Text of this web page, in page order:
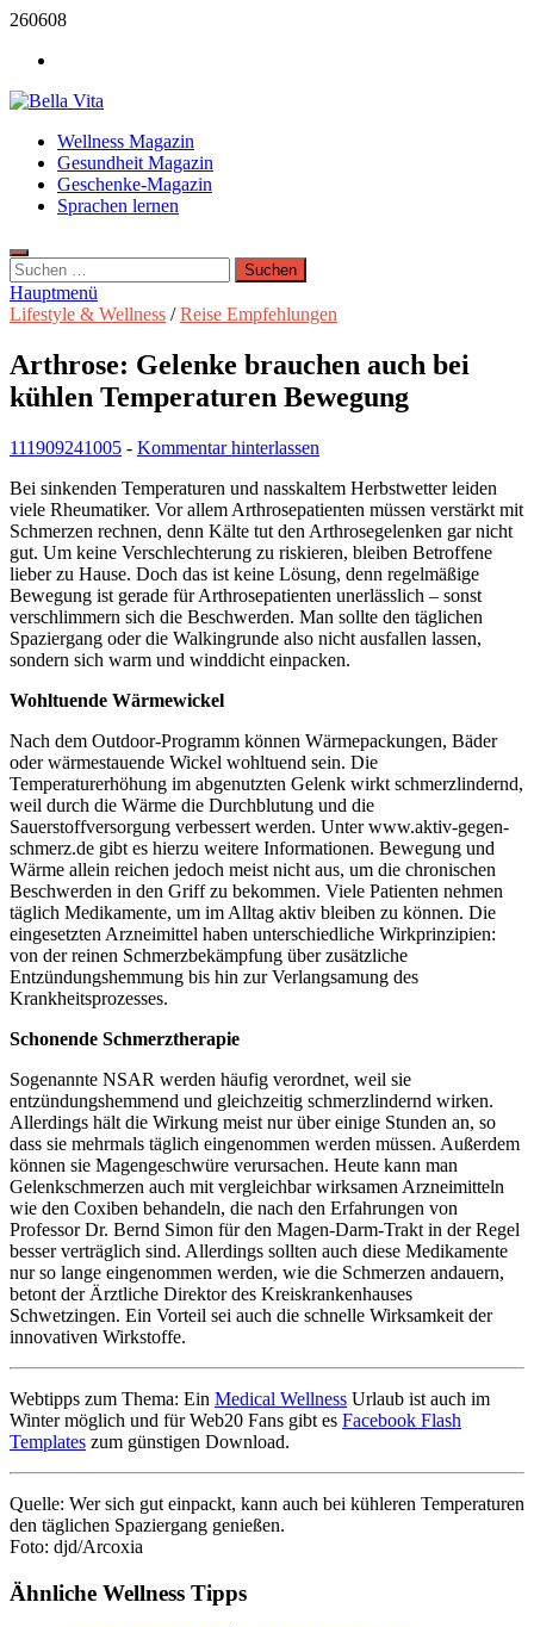
Zum
springen
260608
Bella Vita Wellness Fitness Tipps
Wellness Sport und Erholung mit Bella Vita Fitness Tipps
Wellness Magazin
Gesundheit Magazin
Geschenke-Magazin
Sprachen lernen
Suchen
nach:
Hauptmenü
Lifestyle & Wellness /Reise Empfehlungen
Arthrose: Gelenke brauchen auch bei
kühlen Temperaturen Bewegung
111909241005 - Kommentar hinterlassen
Bei sinkenden Temperaturen und nasskaltem Herbstwetter leiden
viele Rheumatiker. Vor allem Arthrosepatienten müssen verstärkt mit
Schmerzen rechnen, denn Kälte tut den Arthrosegelenken gar nicht
gut. Um keine Verschlechterung zu riskieren, bleiben Betroffene
lieber zu Hause. Doch das ist keine Lösung, denn regelmäßige
Bewegung ist gerade für Arthrosepatienten unerlässlich – sonst
verschlimmern sich die Beschwerden. Man sollte den täglichen
Spaziergang oder die Walkingrunde also nicht ausfallen lassen,
sondern sich warm und winddicht einpacken.
Wohltuende Wärmewickel
Nach dem Outdoor-Programm können Wärmepackungen, Bäder
oder wärmestauende Wickel wohltuend sein. Die
Temperaturerhöhung im abgenutzten Gelenk wirkt schmerzlindernd,
weil durch die Wärme die Durchblutung und die
Sauerstoffversorgung verbessert werden. Unter www.aktiv-gegen-
schmerz.de gibt es hierzu weitere Informationen. Bewegung und
Wärme allein reichen jedoch meist nicht aus, um die chronischen
Beschwerden in den Griff zu bekommen. Viele Patienten nehmen
täglich Medikamente, um im Alltag aktiv bleiben zu können. Die
eingesetzten Arzneimittel haben unterschiedliche Wirkprinzipien:
von der reinen Schmerzbekämpfung über zusätzliche
Entzündungshemmung bis hin zur Verlangsamung des
Krankheitsprozesses.
Schonende Schmerztherapie
Sogenannte NSAR werden häufig verordnet, weil sie
entzündungshemmend und gleichzeitig schmerzlindernd wirken.
Allerdings hält die Wirkung meist nur über einige Stunden an, so
dass sie mehrmals täglich eingenommen werden müssen. Außerdem
können sie Magengeschwüre verursachen. Heute kann man
Gelenkschmerzen auch mit vergleichbar wirksamen Arzneimitteln
wie den Coxiben behandeln, die nach den Erfahrungen von
Professor Dr. Bernd Simon für den Magen-Darm-Trakt in der Regel
besser verträglich sind. Allerdings sollten auch diese Medikamente
nur so lange eingenommen werden, wie die Schmerzen andauern,
betont der Ärztliche Direktor des Kreiskrankenhauses
Schwetzingen. Ein Vorteil sei auch die schnelle Wirksamkeit der
innovativen Wirkstoffe.
Webtipps zum Thema: Ein Medical Wellness Urlaub ist auch im
Winter möglich und für Web20 Fans gibt es Facebook Flash
Templates zum günstigen Download.
Quelle: Wer sich gut einpackt, kann auch bei kühleren Temperaturen
den täglichen Spaziergang genießen.
Foto: djd/Arcoxia
Ähnliche Wellness Tipps